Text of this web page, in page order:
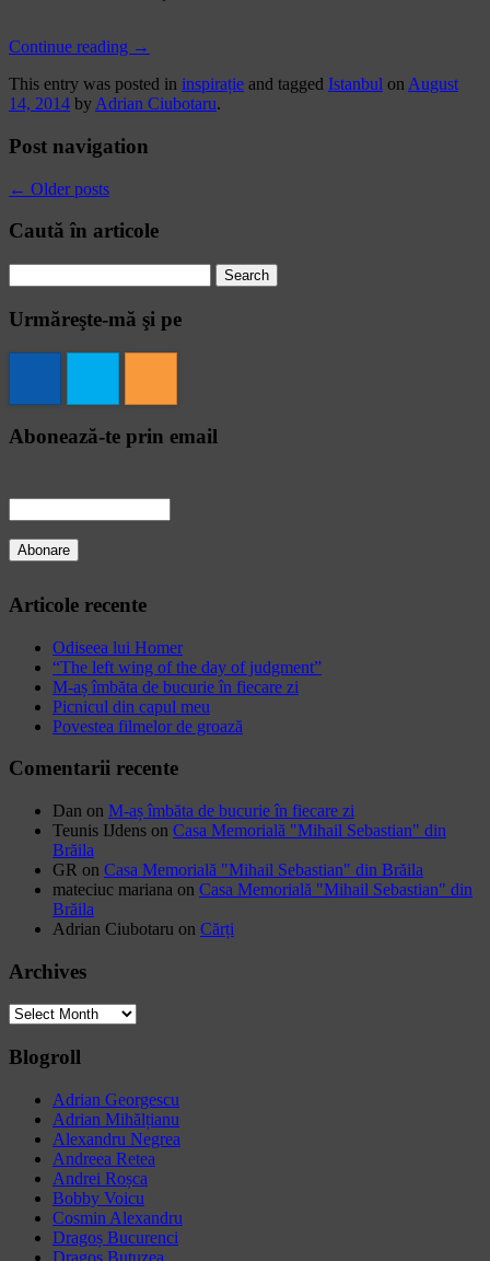
Continue reading →
This entry was posted in inspirație and tagged Istanbul on August
14, 2014 by Adrian Ciubotaru.
Post navigation
← Older posts
Caută în articole
for:
Urmăreşte-mă şi pe
Abonează-te prin email
Articole recente
Odiseea lui Homer
“The left wing of the day of judgment”
M-aș îmbăta de bucurie în fiecare zi
Picnicul din capul meu
Povestea filmelor de groază
Comentarii recente
Dan on M-aș îmbăta de bucurie în fiecare zi
Teunis IJdens on Casa Memorială "Mihail Sebastian" din
Brăila
GR on Casa Memorială "Mihail Sebastian" din Brăila
mateciuc mariana on Casa Memorială "Mihail Sebastian" din
Brăila
Adrian Ciubotaru on Cărți
Archives
Archives
Blogroll
Adrian Georgescu
Adrian Mihălțianu
Alexandru Negrea
Andreea Retea
Andrei Roșca
Bobby Voicu
Cosmin Alexandru
Dragoș Bucurenci
Dragoș Butuzea